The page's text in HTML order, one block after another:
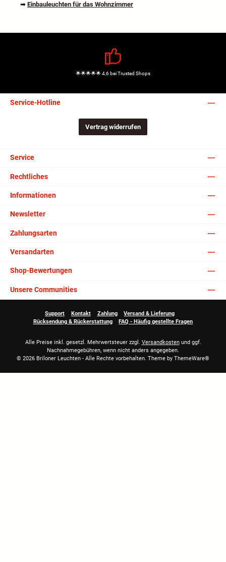
➡ Einbauleuchten für das Wohnzimmer
🌟🌟🌟🌟🌟 4,6 bei Trusted Shops
Service-Hotline
Vertrag widerrufen
Service
Rechtliches
Informationen
Newsletter
Zahlungsarten
Versandarten
Shop-Bewertungen
Unsere Communities
Support Kontakt Zahlung
Versand & Lieferung
Rücksendung & Rückerstattung
FAQ - Häufig gestellte Fragen
Alle Preise inkl. gesetzl. Mehrwertsteuer zzgl. Versandkostenund ggf.
Nachnahmegebühren, wenn nicht anders angegeben.
© 2026 Briloner Leuchten - Alle Rechte vorbehalten. Theme by ThemeWare®